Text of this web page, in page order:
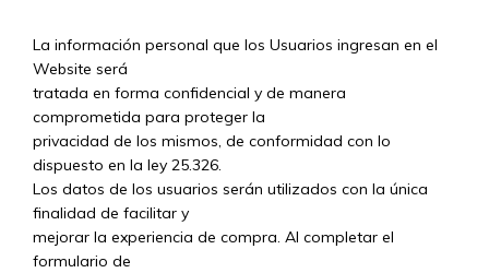
La información personal que los Usuarios ingresan en el
Website será
tratada en forma confidencial y de manera
comprometida para proteger la
privacidad de los mismos, de conformidad con lo
dispuesto en la ley 25.326.
Los datos de los usuarios serán utilizados con la única
finalidad de facilitar y
mejorar la experiencia de compra. Al completar el
formulario de